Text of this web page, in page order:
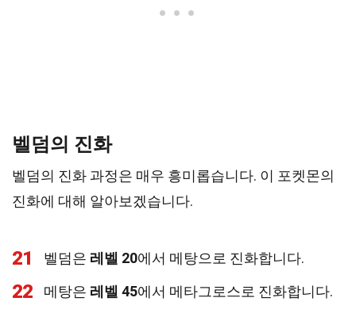
벨덤의 진화
벨덤의 진화 과정은 매우 흥미롭습니다. 이 포켓몬의
진화에 대해 알아보겠습니다.
21 벨덤은 레벨 20에서 메탕으로 진화합니다.
22 메탕은 레벨 45에서 메타그로스로 진화합니다.